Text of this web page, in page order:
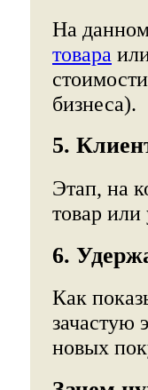
На
товара
бизнеса).
5.
Этап, на
товар или
6.
Как
зачастую
новых